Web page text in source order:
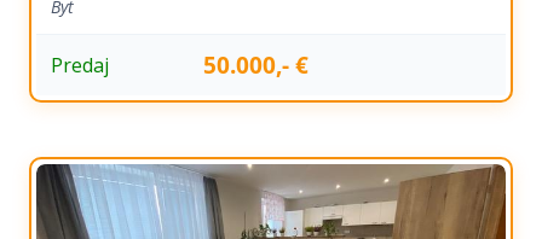
Byt
Predaj 50.000,- €